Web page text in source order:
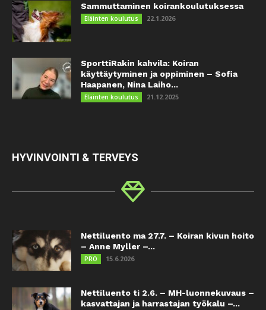
Sammuttaminen koirankoulutuksessa
Eläinten koulutus 22.1.2026
SporttiRakin kahvila: Koiran
käyttäytyminen ja oppiminen – Sofia
Haapanen, Nina Laiho...
Eläinten koulutus 21.12.2025
HYVINVOINTI & TERVEYS
Nettiluento ma 27.7. – Koiran kivun hoito
– Anne Myller –...
PRO 15.6.2026
Nettiluento ti 2.6. – MH-luonnekuvaus –
kasvattajan ja harrastajan työkalu –...